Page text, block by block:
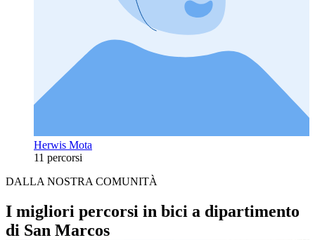
Herwis Mota
11 percorsi
DALLA NOSTRA COMUNITÀ
I migliori percorsi in bici a dipartimento
di San Marcos